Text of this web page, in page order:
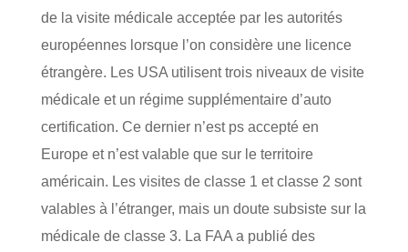
de la visite médicale acceptée par les autorités
européennes lorsque l’on considère une licence
étrangère. Les USA utilisent trois niveaux de visite
médicale et un régime supplémentaire d’auto
certification. Ce dernier n’est ps accepté en
Europe et n’est valable que sur le territoire
américain. Les visites de classe 1 et classe 2 sont
valables à l’étranger, mais un doute subsiste sur la
médicale de classe 3. La FAA a publié des